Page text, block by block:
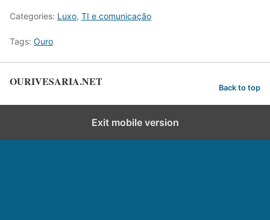
Categories: Luxo, TI e comunicação
Tags: Ouro
OURIVESARIA.NET Back to top
Exit mobile version